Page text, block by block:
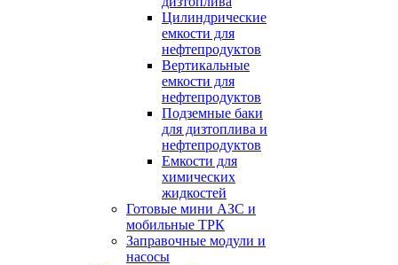
Цилиндрические
емкости для
нефтепродуктов
Вертикальные
емкости для
нефтепродуктов
Подземные баки
для дизтоплива и
нефтепродуктов
Емкости для
химических
жидкостей
Готовые мини АЗС и
мобильные ТРК
Заправочные модули и
насосы